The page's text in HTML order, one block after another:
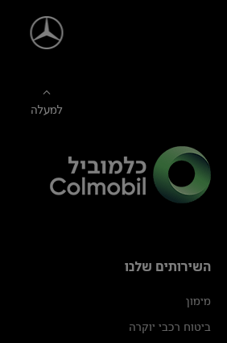
למעלה
השירותים שלנו
מימון
ביטוח רכבי יוקרה